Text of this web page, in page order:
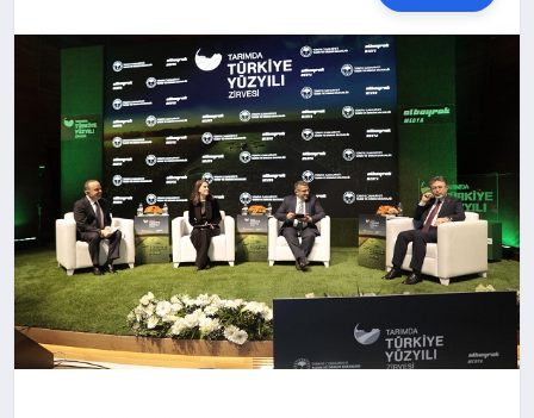
TEKNOLOJI
YAŞAM
MALATYA HABERLERI